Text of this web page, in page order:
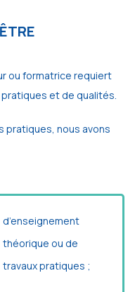
ou formatrice requiert
et de qualités.
pratiques, nous avons
d’enseignement
théorique ou de
travaux pratiques ;